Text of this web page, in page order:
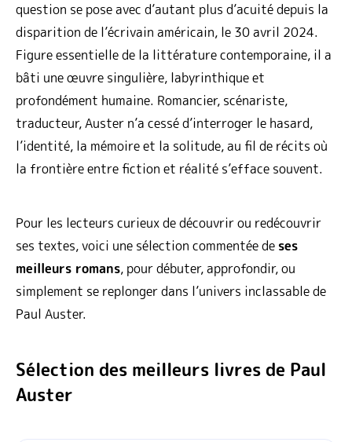
question se pose avec d’autant plus d’acuité depuis la
disparition de l’écrivain américain, le 30 avril 2024.
Figure essentielle de la littérature contemporaine, il a
bâti une œuvre singulière, labyrinthique et
profondément humaine. Romancier, scénariste,
traducteur, Auster n’a cessé d’interroger le hasard,
l’identité, la mémoire et la solitude, au fil de récits où
la frontière entre fiction et réalité s’efface souvent.
Pour les lecteurs curieux de découvrir ou redécouvrir
ses textes, voici une sélection commentée de ses
meilleurs romans, pour débuter, approfondir, ou
simplement se replonger dans l’univers inclassable de
Paul Auster.
Sélection des meilleurs livres de Paul
Auster